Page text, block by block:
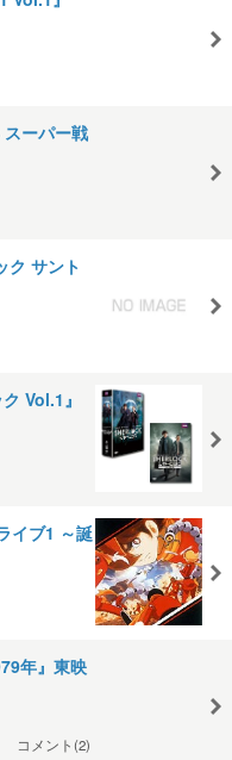
ーパー戦
サント
Vol.1』
イブ1 ～誕
年』東映
コメント(2)